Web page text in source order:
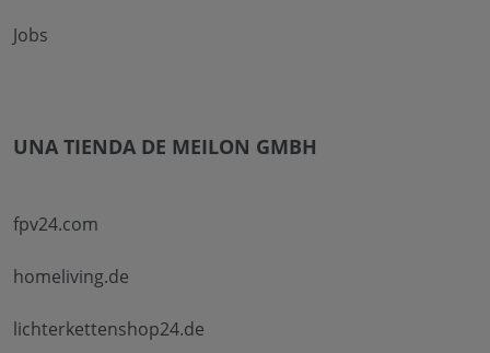
Jobs
UNA TIENDA DE MEILON GMBH
fpv24.com
homeliving.de
lichterkettenshop24.de